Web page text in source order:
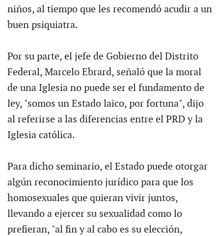
niños, al tiempo que les recomendó acudir a un
buen psiquiatra.
Por su parte, el jefe de Gobierno del Distrito
Federal, Marcelo Ebrard, señaló que la moral
de una Iglesia no puede ser el fundamento de
ley, "somos un Estado laico, por fortuna", dijo
al referirse a las diferencias entre el PRD y la
Iglesia católica.
Para dicho seminario, el Estado puede otorgar
algún reconocimiento jurídico para que los
homosexuales que quieran vivir juntos,
llevando a ejercer su sexualidad como lo
prefieran, "al fin y al cabo es su elección,